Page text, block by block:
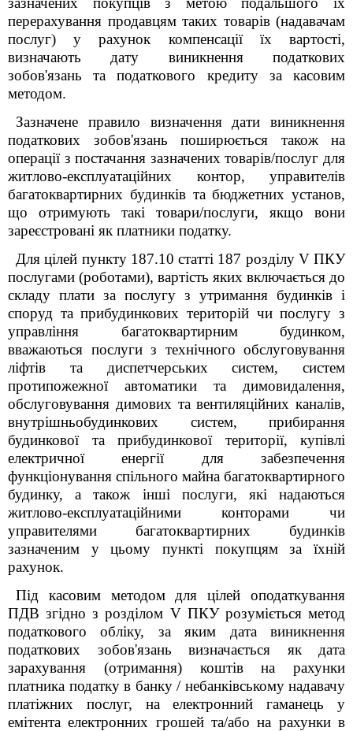
перерахування продавцям таких товарів (надавачам
послуг) у рахунок компенсації їх вартості,
визначають дату виникнення податкових
зобов'язань та податкового кредиту за касовим
методом.
Зазначене правило визначення дати виникнення
податкових зобов'язань поширюється також на
операції з постачання зазначених товарів/послуг для
житлово-експлуатаційних контор, управителів
багатоквартирних будинків та бюджетних установ,
що отримують такі товари/послуги, якщо вони
зареєстровані як платники податку.
Для цілей пункту 187.10 статті 187 розділу V ПКУ
послугами (роботами), вартість яких включається до
складу плати за послугу з утримання будинків і
споруд та прибудинкових територій чи послугу з
управління багатоквартирним будинком,
вважаються послуги з технічного обслуговування
ліфтів та диспетчерських систем, систем
протипожежної автоматики та димовидалення,
обслуговування димових та вентиляційних каналів,
внутрішньобудинкових систем, прибирання
будинкової та прибудинкової території, купівлі
електричної енергії для забезпечення
функціонування спільного майна багатоквартирного
будинку, а також інші послуги, які надаються
житлово-експлуатаційними конторами чи
управителями багатоквартирних будинків
зазначеним у цьому пункті покупцям за їхній
рахунок.
Під касовим методом для цілей оподаткування
ПДВ згідно з розділом V ПКУ розуміється метод
податкового обліку, за яким дата виникнення
податкових зобов'язань визначається як дата
зарахування (отримання) коштів на рахунки
платника податку в банку / небанківському надавачу
платіжних послуг, на електронний гаманець у
емітента електронних грошей та/або на рахунки в